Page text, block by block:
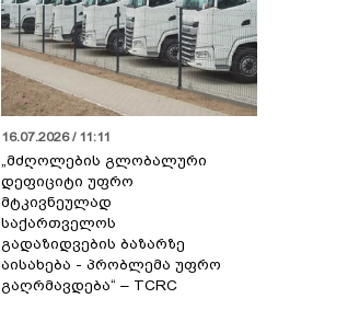
16.07.2026 / 11:11
„მძღოლების გლობალური
დეფიციტი უფრო
მტკივნეულად
საქართველოს
გადაზიდვების ბაზარზე
აისახება - პრობლემა უფრო
გაღრმავდება“ – TCRC